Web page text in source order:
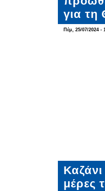
για
Πέμ, 25/07/2024 -
μέρες